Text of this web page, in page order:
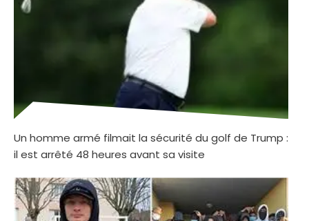
Un homme armé filmait la sécurité du golf de Trump :
il est arrêté 48 heures avant sa visite